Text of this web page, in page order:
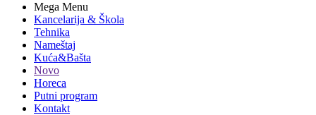
Mega Menu
Kancelarija & Škola
Tehnika
Nameštaj
Kuća&Bašta
Novo
Horeca
Putni program
Kontakt